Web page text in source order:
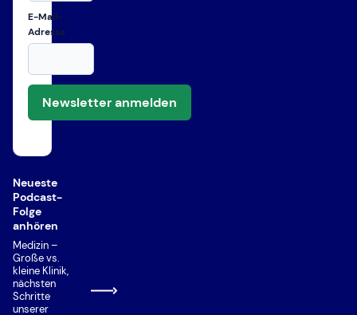
E-Mail-
Adresse
Newsletter anmelden
Neueste
Podcast-
Folge
anhören
Medizin –
Große vs.
kleine Klinik,
nächsten
Schritte
unserer